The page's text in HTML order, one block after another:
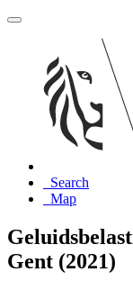
Search
Map
Gent (2021)